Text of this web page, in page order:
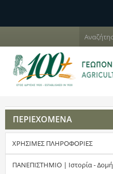
Φ
ό
μ
α
α
ν
ΠΕΡΙΕΧΟΜΕΝΑ
ΧΡΗΣΙΜΕΣ ΠΛΗΡΟΦΟΡΙΕΣ
ΠΑΝΕΠΙΣΤΗΜΙΟ | Ιστορία - Δομή